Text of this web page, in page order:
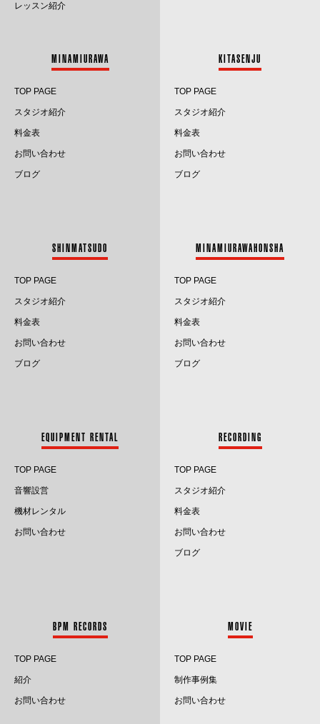
2025.1
2024.12
2024.11
2024.6
2024.2
2023.12
2023.11
2023.7
レッスン紹介
MINAMIURAWA
TOP PAGE
スタジオ紹介
料金表
お問い合わせ
ブログ
KITASENJU
TOP PAGE
スタジオ紹介
料金表
お問い合わせ
ブログ
SHINMATSUDO
TOP PAGE
スタジオ紹介
料金表
お問い合わせ
ブログ
MINAMIURAWAHONSHA
TOP PAGE
スタジオ紹介
料金表
お問い合わせ
ブログ
EQUIPMENT RENTAL
TOP PAGE
音響設営
機材レンタル
お問い合わせ
RECORDING
TOP PAGE
スタジオ紹介
料金表
お問い合わせ
ブログ
BPM RECORDS
TOP PAGE
紹介
お問い合わせ
MOVIE
TOP PAGE
制作事例集
お問い合わせ